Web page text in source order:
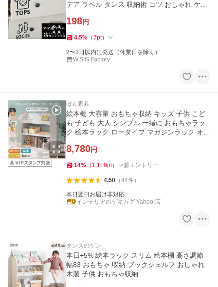
デア ラベル タンス 収納術 コツ おしゃれ ケー
198円
4.5% （7pt）
2〜3日以内に発送（休業日を除く）
W.S.G Factory
ぼん家具
絵本棚 大容量 おもちゃ収納 キッズ 子供 こど
も 子ども 大人 シンプル 一緒に おもちゃラッ
ク 絵本ラック ロータイプ マガジンラック オー
8,780円
14% （ 1,119pt） 要エントリー
4.50（44件）
本日翌日お届け非対応
インテリアのゲキカグ Yahoo!店
タンスのゲン
本日+5% 絵本ラック スリム 絵本棚 高さ調節
幅83 おもちゃ 収納 ブックシェルフ おしゃれ
木製 子供 おもちゃ収納